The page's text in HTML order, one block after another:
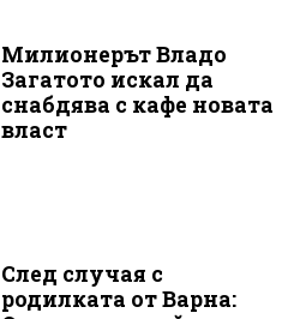
Милионерът Владо
Загатото искал да
снабдява с кафе новата
власт
След случая с
родилката от Варна: